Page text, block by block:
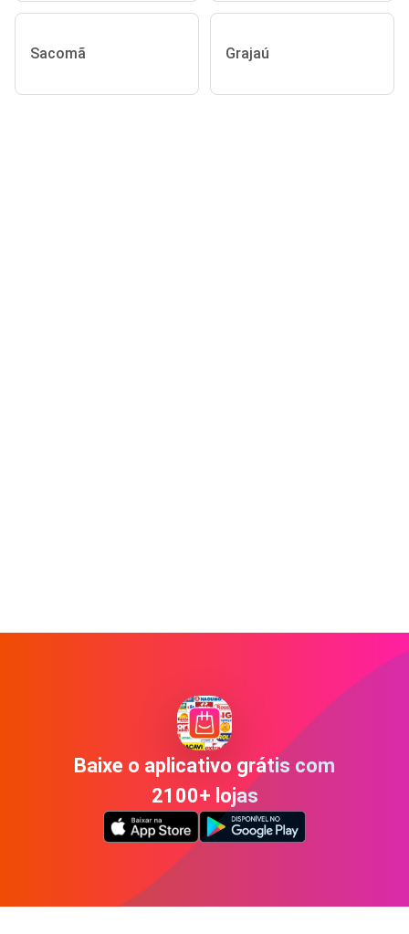
Sacomã Grajaú
Baixe o aplicativo grátis com
2100+ lojas